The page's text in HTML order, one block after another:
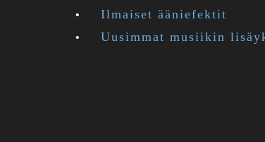
Ilmaiset ääniefektit
Uusimmat musiikin